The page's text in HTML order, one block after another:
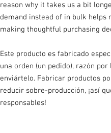
reason why it takes us a bit
demand instead of in bulk helps
making thoughtful purchasing
Este producto es fabricado
una orden (un pedido), razón
enviártelo. Fabricar productos
reducir sobre-producción, ¡así
responsables!